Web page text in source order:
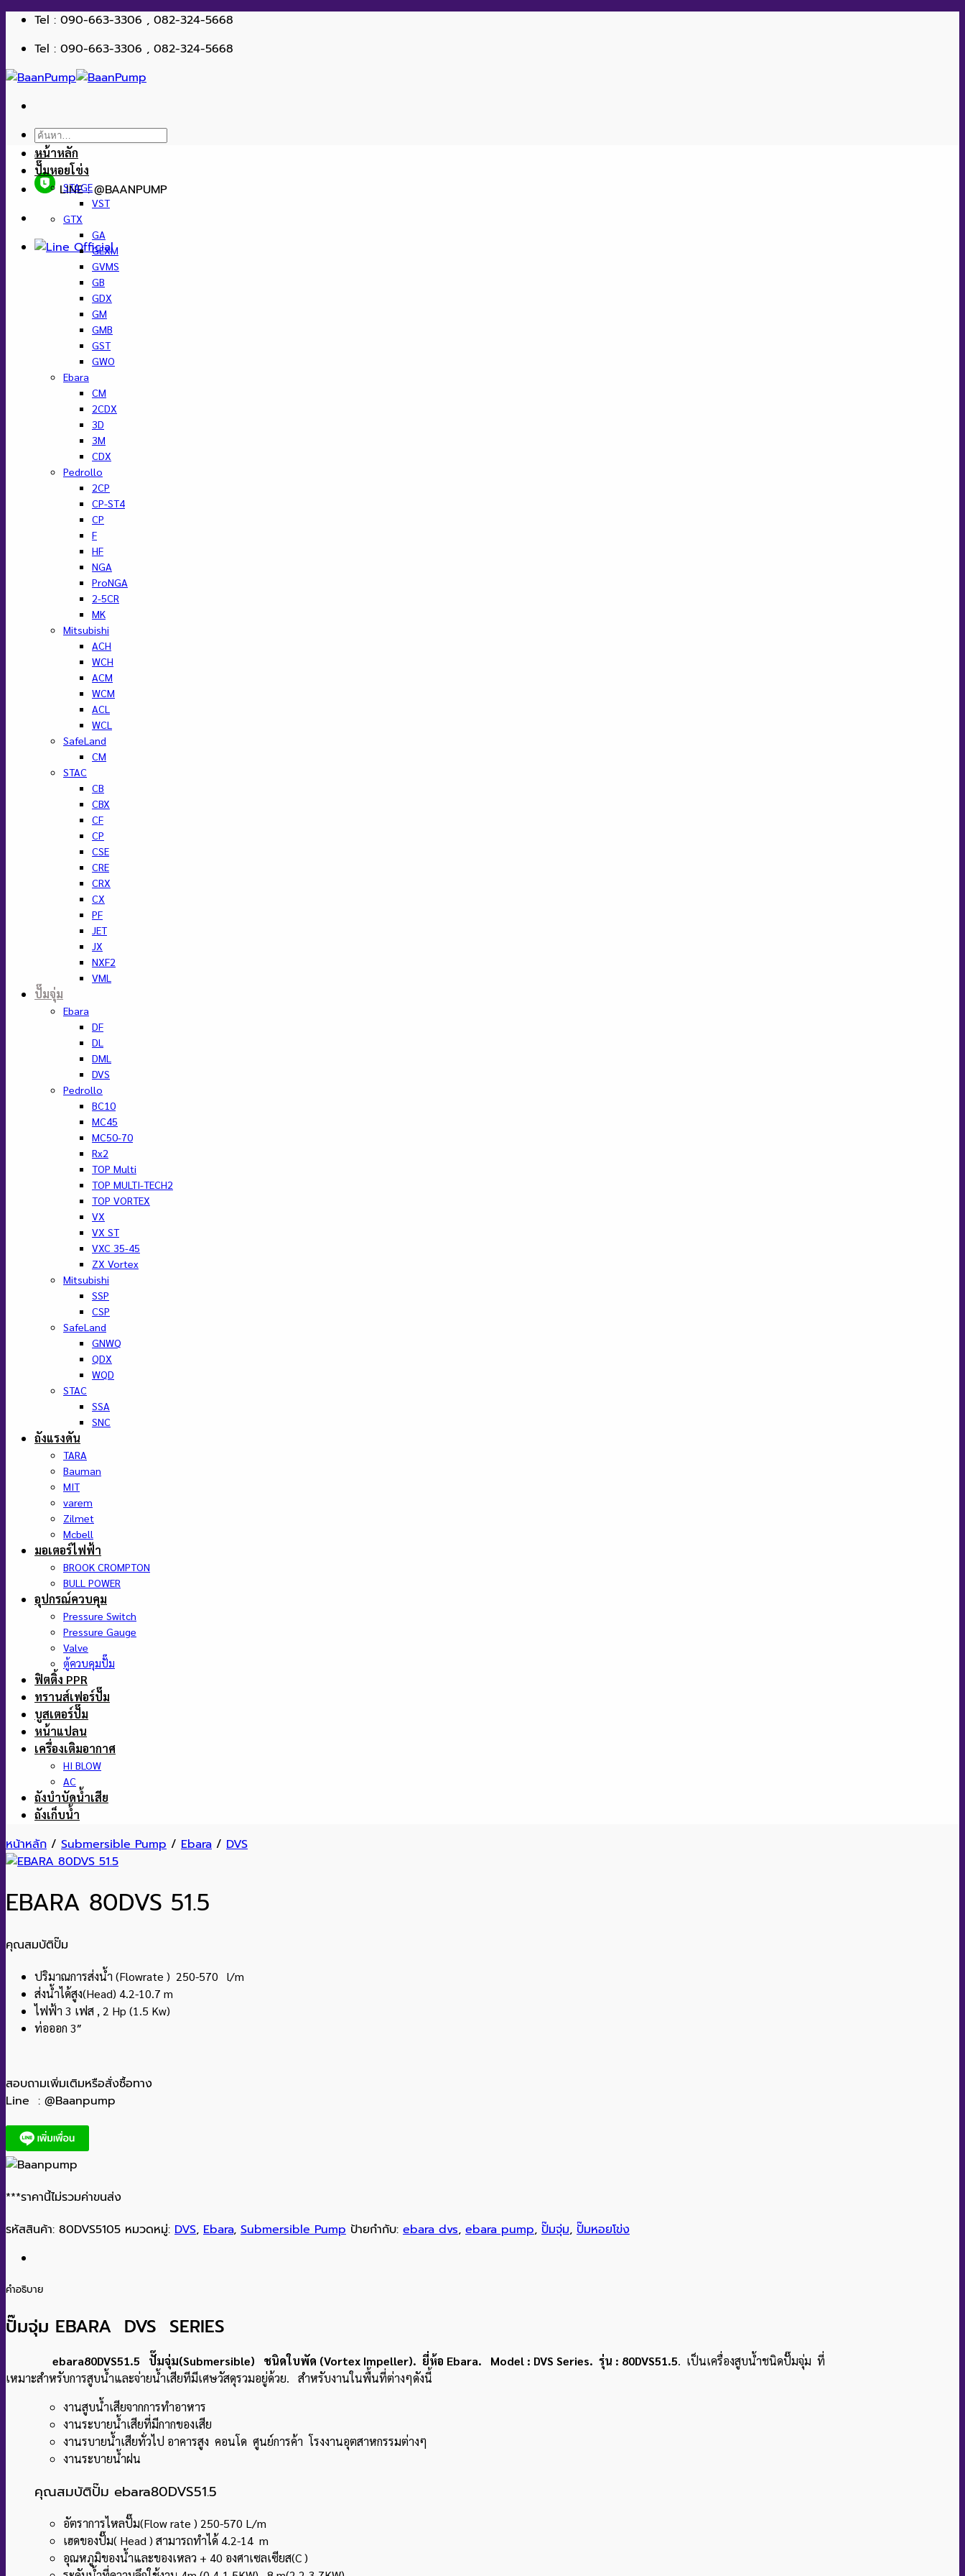
ข้าม
เนื้อหา
Tel : 090-663-3306 , 082-324-5668
Tel : 090-663-3306 , 082-324-5668
ค้นหา:
LINE : @BAANPUMP
หน้าหลัก
ปั๊มหอยโข่ง
STAGE
VST
GTX
GA
GEXM
GVMS
GB
GDX
GM
GMB
GST
GWO
Ebara
CM
2CDX
3D
3M
CDX
Pedrollo
2CP
CP-ST4
CP
F
HF
NGA
ProNGA
2-5CR
MK
Mitsubishi
ACH
WCH
ACM
WCM
ACL
WCL
SafeLand
CM
STAC
CB
CBX
CF
CP
CSE
CRE
CRX
CX
PF
JET
JX
NXF2
VML
ปั๊มจุ่ม
Ebara
DF
DL
DML
DVS
Pedrollo
BC10
MC45
MC50-70
Rx2
TOP Multi
TOP MULTI-TECH2
TOP VORTEX
VX
VX ST
VXC 35-45
ZX Vortex
Mitsubishi
SSP
CSP
SafeLand
GNWQ
QDX
WQD
STAC
SSA
SNC
ถังแรงดัน
TARA
Bauman
MIT
varem
Zilmet
Mcbell
มอเตอร์ไฟฟ้า
BROOK CROMPTON
BULL POWER
อุปกรณ์ควบคุม
Pressure Switch
Pressure Gauge
Valve
ตู้ควบคุมปั๊ม
ฟิตติ้ง PPR
ทรานส์เฟอร์ปั๊ม
บูสเตอร์ปั๊ม
หน้าแปลน
เครื่องเติมอากาศ
HI BLOW
AC
ถังบำบัดน้ำเสีย
ถังเก็บน้ำ
หน้าหลัก / Submersible Pump / Ebara / DVS
EBARA 80DVS 51.5
คุณสมบัติปั๊ม
ปริมาณการส่งน้ำ (Flowrate ) 250-570 l/m
ส่งน้ำได้สูง(Head) 4.2-10.7 m
ไฟฟ้า 3 เฟส , 2 Hp (1.5 Kw)
ท่อออก 3″
สอบถามเพิ่มเติมหรือสั่งซื้อทาง
Line : @Baanpump
***ราคานี้ไม่รวมค่าขนส่ง
รหัสสินค้า: 80DVS5105 หมวดหมู่: DVS, Ebara, Submersible Pump ป้ายกำกับ: ebara dvs, ebara pump, ปั๊มจุ่ม, ปั๊มหอยโข่ง
คำอธิบาย
ปั๊มจุ่ม EBARA DVS SERIES
ebara80DVS51.5 ปั๊มจุ่ม(Submersible) ชนิดใบพัด (Vortex Impeller). ยี่ห้อ Ebara. Model : DVS Series. รุ่น : 80DVS51.5. เป็นเครื่องสูบน้ำชนิดปั๊มจุ่ม ที่
เหมาะสำหรับการสูบน้ำและจ่ายน้ำเสียทีมีเศษวัสดุรวมอยู่ด้วย. สำหรับงานในพื้นที่ต่างๆดังนี้
งานสูบน้ำเสียจากการทำอาหาร
งานระบายน้ำเสียที่มีกากของเสีย
งานรบายน้ำเสียทั่วไป อาคารสูง คอนโด ศูนย์การค้า โรงงานอุตสาหกรรมต่างๆ
งานระบายน้ำฝน
คุณสมบัติปั๊ม ebara80DVS51.5
อัตราการไหลปั๊ม(Flow rate ) 250-570 L/m
เฮดของปั๊ม( Head ) สามารถทำได้ 4.2-14 m
อุณหภูมิของน้ำและของเหลว + 40 องศาเซลเซียส(C )